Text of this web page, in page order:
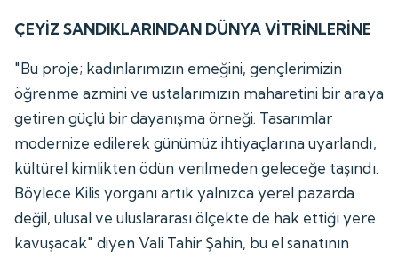
ÇEYİZ SANDIKLARINDAN DÜNYA VİTRİNLERİNE
"Bu proje; kadınlarımızın emeğini, gençlerimizin
öğrenme azmini ve ustalarımızın maharetini bir araya
getiren güçlü bir dayanışma örneği. Tasarımlar
modernize edilerek günümüz ihtiyaçlarına uyarlandı,
kültürel kimlikten ödün verilmeden geleceğe taşındı.
Böylece Kilis yorganı artık yalnızca yerel pazarda
değil, ulusal ve uluslararası ölçekte de hak ettiği yere
kavuşacak" diyen Vali Tahir Şahin, bu el sanatının